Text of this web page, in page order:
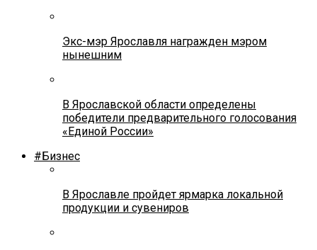
Экс-мэр Ярославля награжден мэром
нынешним
В Ярославской области определены
победители предварительного голосования
«Единой России»
#Бизнес
В Ярославле пройдет ярмарка локальной
продукции и сувениров